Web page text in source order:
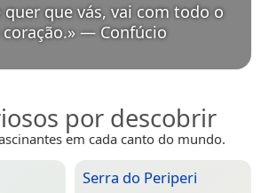
quer que vás, vai com todo o
» — Confúcio
por descobrir
em cada canto do mundo.
Serra do Periperi